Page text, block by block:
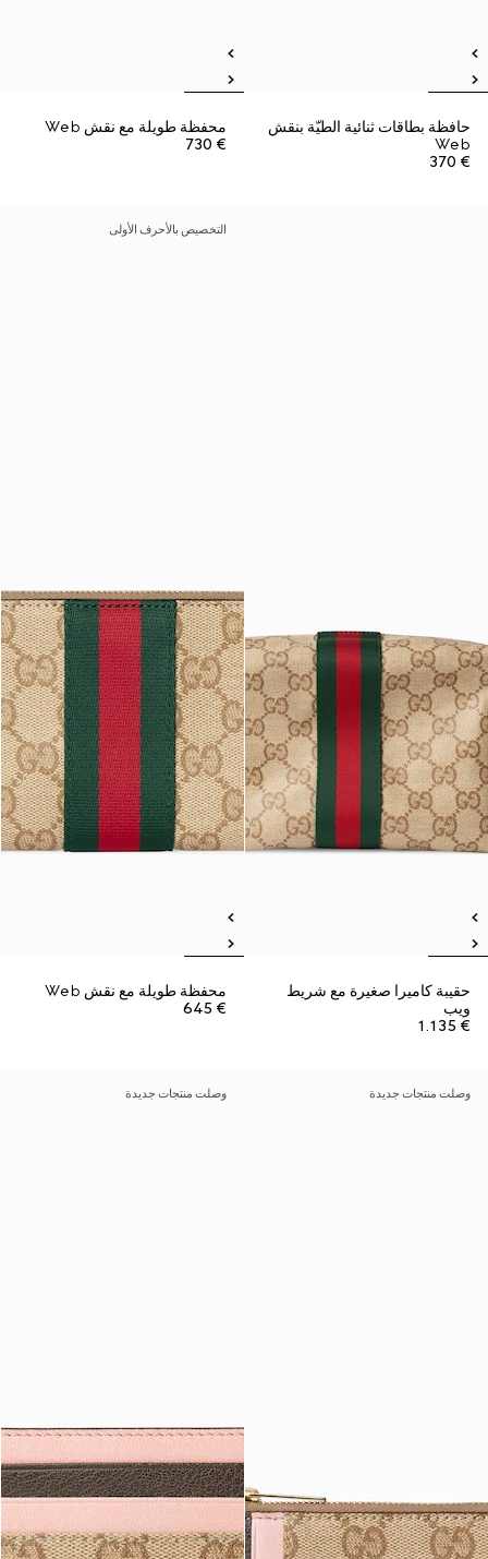
حافظة بطاقات ثنائية الطيّة بنقش
Web
€ 370
محفظة طويلة مع نقش Web
€ 730
حقيبة كاميرا صغيرة مع شريط
ويب
€ 1.135
التخصيص بالأحرف الأولى
محفظة طويلة مع نقش Web
€ 645
وصلت منتجات جديدة وصلت منتجات جديدة